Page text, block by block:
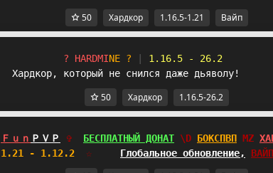
50 Хардкор 1.16.5-1.21 Вайп
? HARDMINE ?
1.16.5 - 26.2
Хардкор, который не снился даже дьяволу!
50 Хардкор 1.16.5-26.2
Ｆｕｎ ＰＶＰ ✞ БЕСПЛАТНЫЙ ДОНАТ AZ БОКСПВП WV
1.21 - 1.12.2 ☆ Глобальное обновление, ВАЙП